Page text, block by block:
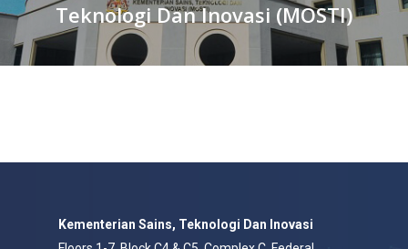
Teknologi Dan Inovasi (MOSTI)
Kementerian Sains, Teknologi Dan Inovasi